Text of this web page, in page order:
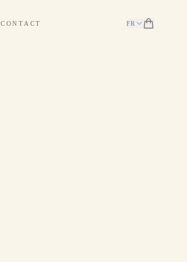
CONTACT FR